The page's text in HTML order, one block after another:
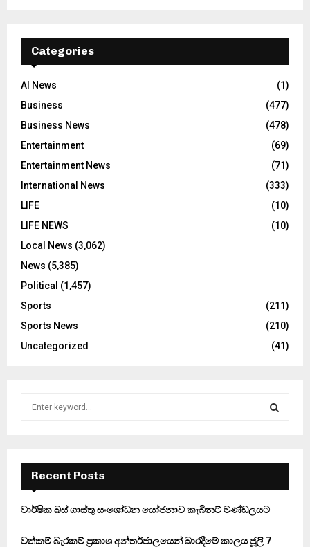
Categories
AI News
(1)
Business
(477)
Business News
(478)
Entertainment
(69)
Entertainment News
(71)
International News
(333)
LIFE
(10)
LIFE NEWS
(10)
Local News (3,062)
News (5,385)
Political (1,457)
Sports
(211)
Sports News
(210)
Uncategorized
(41)
f
r
E
A
Recent Posts
වාර්ෂික බස් ගාස්තු සංශෝධන යෝජනාව කැබිනට් මණ්ඩලයට
වත්කම් බැරකම් ප්‍රකාශ අන්තර්ජාලයෙන් බාරදීමේ කාලය ජූලි 7